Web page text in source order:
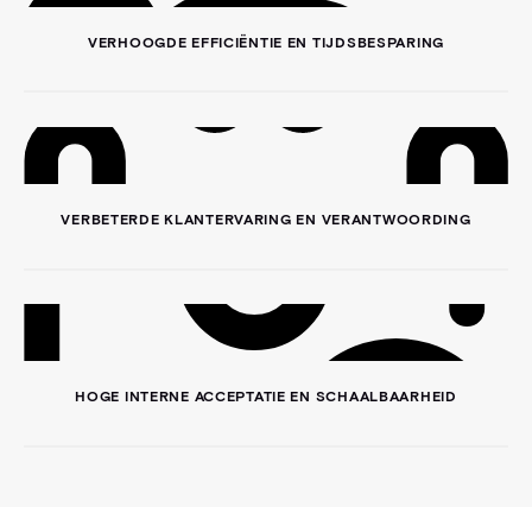
VERHOOGDE EFFICIËNTIE EN TIJDSBESPARING
VERBETERDE KLANTERVARING EN VERANTWOORDING
HOGE INTERNE ACCEPTATIE EN SCHAALBAARHEID